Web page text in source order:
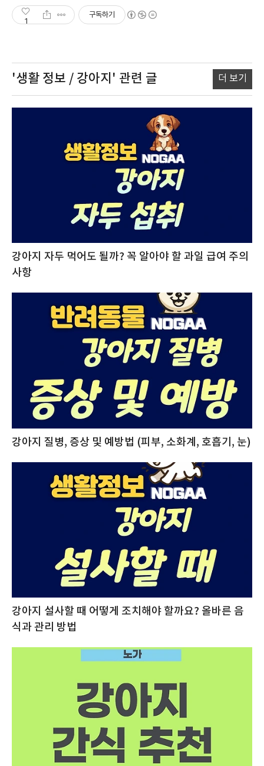
1
구독하기
'생활 정보 / 강아지' 관련 글 더 보기
강아지 자두 먹어도 될까? 꼭 알아야 할 과일 급여 주의
사항
강아지 질병, 증상 및 예방법 (피부, 소화계, 호흡기, 눈)
강아지 설사할 때 어떻게 조치해야 할까요? 올바른 음
식과 관리 방법